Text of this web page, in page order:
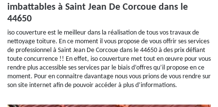
imbattables à Saint Jean De Corcoue dans le
44650
iso couverture est le meilleur dans la réalisation de tous vos travaux de
nettoyage toiture. En ce moment il vous propose de vous offrir ses services
de professionnel à Saint Jean De Corcoue dans le 44650 à des prix défiant
toute concurrence !! En effet, iso couverture met tout en œuvre pour vous
rendre plus accessible ses services par le biais d’offres qu’il propose en ce
moment. Pour en connaitre davantage nous vous prions de vous rendre sur
son site internet afin de pouvoir accéder à plus d’informations.